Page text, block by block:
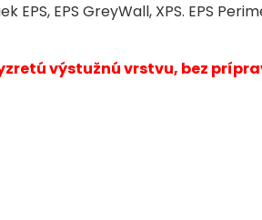
EPS GreyWall, XPS. EPS
výstužnú vrstvu, bez